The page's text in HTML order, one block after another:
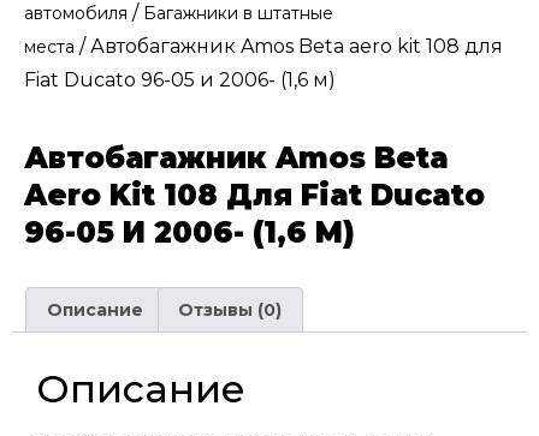
автомобиля / Багажники в штатные
места / Автобагажник Amos Beta aero kit 108 для
Fiat Ducato 96-05 и 2006- (1,6 м)
Автобагажник Amos Beta
Aero Kit 108 Для Fiat Ducato
96-05 И 2006- (1,6 М)
Описание Отзывы (0)
Описание